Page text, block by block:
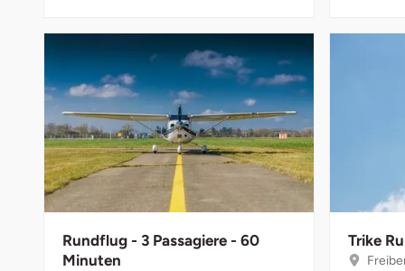
Rundflug - 3 Passagiere - 60
Minuten
Trike
Gera
Gersfeld
Gotha
Göppingen